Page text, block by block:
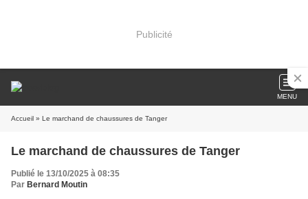
Publicité
MENU
Accueil » Le marchand de chaussures de Tanger
Le marchand de chaussures de Tanger
Publié le 13/10/2025 à 08:35
Par Bernard Moutin